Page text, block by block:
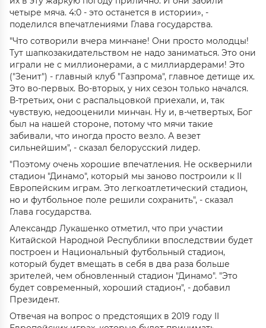
четыре мяча. 4:0 - это останется в истории», -
поделился впечатлениями Глава государства.
"Что сотворили вчера минчане! Они просто молодцы!
Тут шапкозакидательством не надо заниматься. Это они
играли не с миллионерами, а с миллиардерами! Это
("Зенит") - главный клуб "Газпрома", главное детище их.
Это во-первых. Во-вторых, у них сезон только начался.
В-третьих, они с распальцовкой приехали, и, так
чувствую, недооценили минчан. Ну и, в-четвертых, Бог
был на нашей стороне, потому что мячи такие
забивали, что иногда просто везло. А везет
сильнейшим", - сказал белорусский лидер.
"Поэтому очень хорошие впечатления. Не осквернили
стадион "Динамо", который мы заново построили к II
Европейским играм. Это легкоатлетический стадион,
но и футбольное поле решили сохранить", - сказал
Глава государства.
Александр Лукашенко отметил, что при участии
Китайской Народной Республики впоследствии будет
построен и Национальный футбольный стадион,
который будет вмещать в себя в два раза больше
зрителей, чем обновленный стадион "Динамо". "Это
будет современный, хороший стадион", - добавил
Президент.
Отвечая на вопрос о предстоящих в 2019 году II